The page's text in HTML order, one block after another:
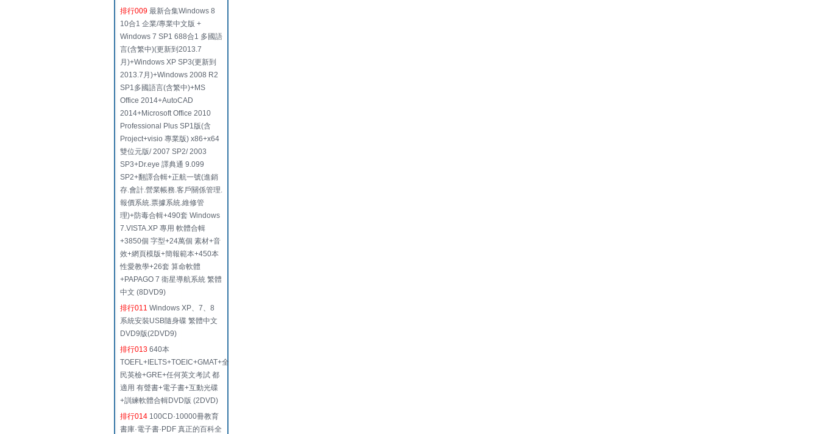
排行009 最新合集Windows 8
10合1 企業/專業中文版 +
Windows 7 SP1 688合1 多國語
言(含繁中)(更新到2013.7
月)+Windows XP SP3(更新到
2013.7月)+Windows 2008 R2
SP1多國語言(含繁中)+MS
Office 2014+AutoCAD
2014+Microsoft Office 2010
Professional Plus SP1版(含
Project+visio 專業版) x86+x64
雙位元版/ 2007 SP2/ 2003
SP3+Dr.eye 譯典通 9.099
SP2+翻譯合輯+正航一號(進銷
存.會計.營業帳務.客戶關係管理.
報價系統.票據系統.維修管
理)+防毒合輯+490套 Windows
7.VISTA.XP 專用 軟體合輯
+3850個 字型+24萬個 素材+音
效+網頁模版+簡報範本+450本
性愛教學+26套 算命軟體
+PAPAGO 7 衛星導航系統 繁體
中文 (8DVD9)
排行011 Windows XP、7、8
系統安裝USB隨身碟 繁體中文
DVD9版(2DVD9)
排行013 640本
TOEFL+IELTS+TOEIC+GMAT+全
民英檢+GRE+任何英文考試 都
適用 有聲書+電子書+互動光碟
+訓練軟體合輯DVD版 (2DVD)
排行014 100CD·10000冊教育
書庫·電子書·PDF 真正的百科全